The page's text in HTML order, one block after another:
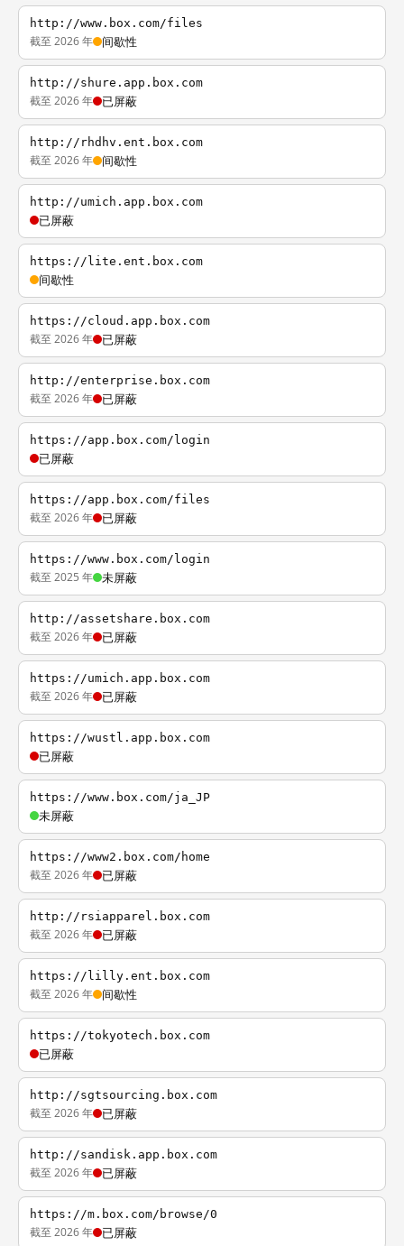
http://www.box.com/files
截至 2026 年 间歇性
http://shure.app.box.com
截至 2026 年 已屏蔽
http://rhdhv.ent.box.com
截至 2026 年 间歇性
http://umich.app.box.com
已屏蔽
https://lite.ent.box.com
间歇性
https://cloud.app.box.com
截至 2026 年 已屏蔽
http://enterprise.box.com
截至 2026 年 已屏蔽
https://app.box.com/login
已屏蔽
https://app.box.com/files
截至 2026 年 已屏蔽
https://www.box.com/login
截至 2025 年 未屏蔽
http://assetshare.box.com
截至 2026 年 已屏蔽
https://umich.app.box.com
截至 2026 年 已屏蔽
https://wustl.app.box.com
已屏蔽
https://www.box.com/ja_JP
未屏蔽
https://www2.box.com/home
截至 2026 年 已屏蔽
http://rsiapparel.box.com
截至 2026 年 已屏蔽
https://lilly.ent.box.com
截至 2026 年 间歇性
https://tokyotech.box.com
已屏蔽
http://sgtsourcing.box.com
截至 2026 年 已屏蔽
http://sandisk.app.box.com
截至 2026 年 已屏蔽
https://m.box.com/browse/0
截至 2026 年 已屏蔽